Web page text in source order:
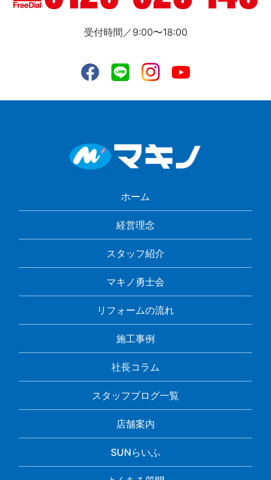
受付時間／9:00〜18:00
ホーム
経営理念
スタッフ紹介
マキノ勇士会
リフォームの流れ
施工事例
社長コラム
スタッフブログ一覧
店舗案内
SUNらいふ